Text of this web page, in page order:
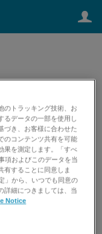
functionality, you
of Chrome, Firefox,
with your
のトラッキング技術、お
るデータの一部を使用し
づき、お客様に合わせた
のコンテンツ共有を可能
果を測定します。「すべ
項およびこのデータを当
有することに同意しま
」から、いつでも同意の
詳細につきましては、当
Notice